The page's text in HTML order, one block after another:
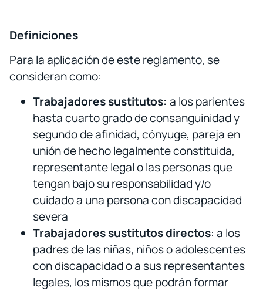
Definiciones
Para la aplicación de este reglamento, se
consideran como:
Trabajadores sustitutos: a los parientes
hasta cuarto grado de consanguinidad y
segundo de afinidad, cónyuge, pareja en
unión de hecho legalmente constituida,
representante legal o las personas que
tengan bajo su responsabilidad y/o
cuidado a una persona con discapacidad
severa
Trabajadores sustitutos directos: a los
padres de las niñas, niños o adolescentes
con discapacidad o a sus representantes
legales, los mismos que podrán formar